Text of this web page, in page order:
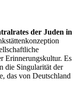
der Juden in
Erinnerungskultur. Es
die Singularität der
das von Deutschland